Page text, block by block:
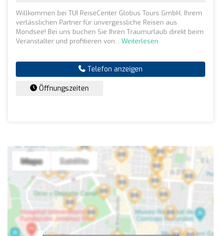
Willkommen bei TUI ReiseCenter Globus Tours GmbH, Ihrem
verlässlichen Partner für unvergessliche Reisen aus
Mondsee! Bei uns buchen Sie Ihren Traumurlaub direkt beim
Veranstalter und profitieren von... Weiterlesen
Telefon anzeigen
Öffnungszeiten